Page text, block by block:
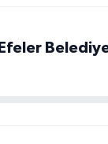
Efeler